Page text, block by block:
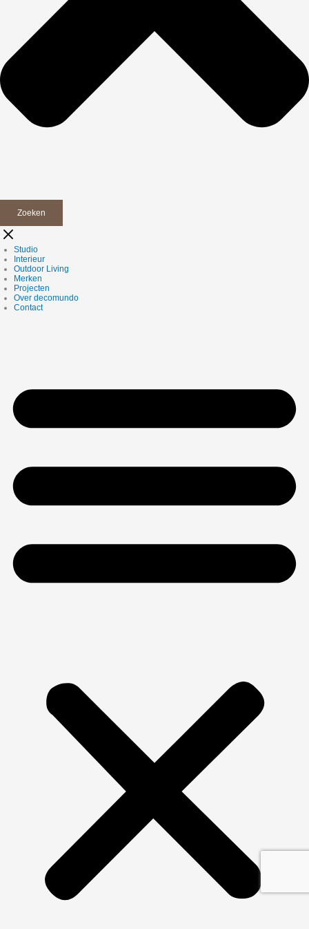
Zoeken
Studio
Interieur
Outdoor Living
Merken
Projecten
Over decomundo
Contact